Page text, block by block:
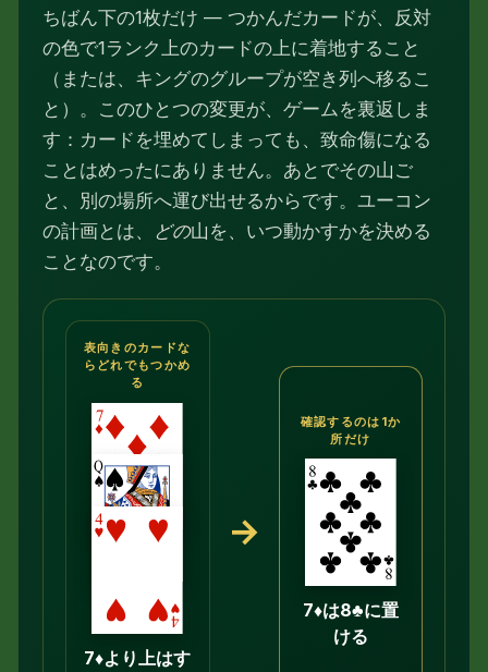
ちばん下の1枚だけ — つかんだカードが、反対
の色で1ランク上のカードの上に着地すること
（または、キングのグループが空き列へ移るこ
と）。このひとつの変更が、ゲームを裏返しま
す：カードを埋めてしまっても、致命傷になる
ことはめったにありません。あとでその山ご
と、別の場所へ運び出せるからです。ユーコン
の計画とは、 どの山を、いつ動かすかを決める
ことなのです。
表向きのカードな
らどれでもつかめ
る
7♦より上はす
→
確認するのは1か
所だけ
7♦は8♣に置
ける